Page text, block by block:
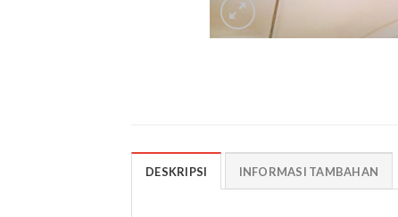
DESKRIPSI INFORMASI TAMBAHAN